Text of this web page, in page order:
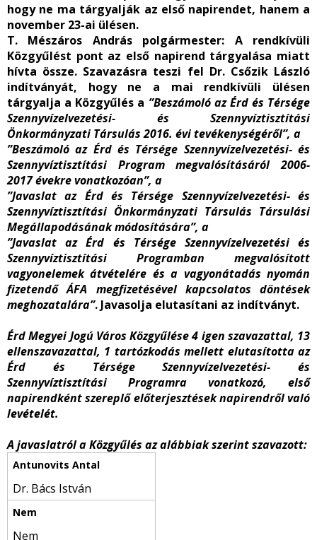
hogy ne ma tárgyalják az első napirendet, hanem a
november 23-ai ülésen.
T. Mészáros András polgármester: A rendkívüli
Közgyűlést pont az első napirend tárgyalása miatt
hívta össze. Szavazásra teszi fel Dr. Csőzik László
indítványát, hogy ne a mai rendkívüli ülésen
tárgyalja a Közgyűlés a ”Beszámoló az Érd és Térsége
Szennyvízelvezetési- és Szennyvíztisztítási
Önkormányzati Társulás 2016. évi tevékenységéről”, a
”Beszámolóaz Érd és Térsége Szennyvízelvezetési-és
Szennyvíztisztítási Program megvalósításáról 2006-
2017 évekre vonatkozóan”, a
”Javaslat az Érd és Térsége Szennyvízelvezetési- és
Szennyvíztisztítási Önkormányzati Társulás Társulási
Megállapodásának módosítására”, a
”Javaslat az Érd és Térsége Szennyvízelvezetési és
Szennyvíztisztítási Programban megvalósított
vagyonelemek átvételére és a vagyonátadás nyomán
fizetendő ÁFA megfizetésével kapcsolatos döntések
meghozatalára”. Javasolja elutasítani az indítványt.
Érd Megyei Jogú Város Közgyűlése 4 igen szavazattal, 13
ellenszavazattal, 1 tartózkodás mellett elutasította az
Érd és Térsége Szennyvízelvezetési- és
Szennyvíztisztítási Programra vonatkozó, első
napirendként szereplő előterjesztések napirendről való
levételét.
A javaslatról a Közgyűlés az alábbiak szerint szavazott:
Dr. Bács István
Nem